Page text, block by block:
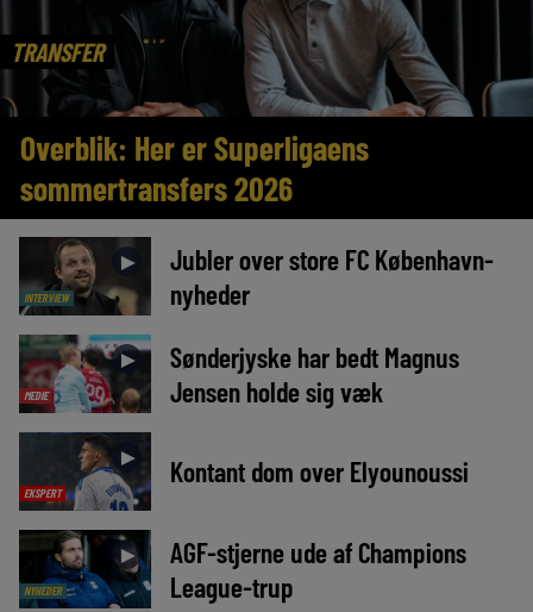
TRANSFER
Overblik: Her er Superligaens
sommertransfers 2026
INTERVIEW
►
Jubler over store FC København-
nyheder
MEDIE
►
Sønderjyske har bedt Magnus
Jensen holde sig væk
EKSPERT
► Kontant dom over Elyounoussi
NYHEDER
►
AGF-stjerne ude af Champions
League-trup